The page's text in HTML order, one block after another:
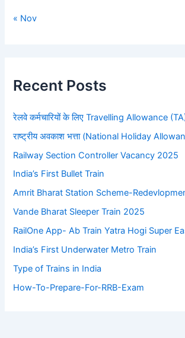
« Nov
Recent Posts
रेलवे कर्मचारियों के लिए Travelling Allowance (TA)
राष्ट्रीय अवकाश भत्ता (National Holiday
Railway Section Controller Vacancy 2025
India’s First Bullet Train
Amrit Bharat Station Scheme-
Vande Bharat Sleeper Train 2025
RailOne App- Ab Train Yatra Hogi Super
India’s First Underwater Metro Train
Type of Trains in India
How-To-Prepare-For-RRB-Exam